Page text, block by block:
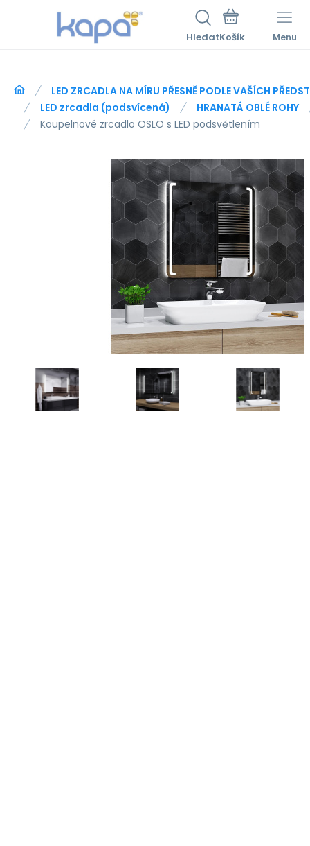
Hledat Menu
LED ZRCADLA NA MÍRU PŘESNĚ PODLE VAŠÍCH
LED zrcadla (podsvícená)
HRANATÁ OBLÉ ROHY
Koupelnové zrcadlo OSLO s LED podsvětlením